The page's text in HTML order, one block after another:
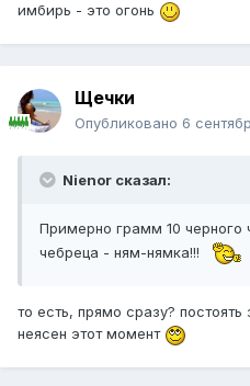
имбирь - это огонь
Щечки
Опубликовано 6
Nienor сказал:
Примерно грамм 10 черного
чебреца - ням-нямка!!!
то есть, прямо сразу?
неясен этот момент